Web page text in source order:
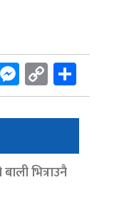
Messenger
Copy
Link
भित्राउनै